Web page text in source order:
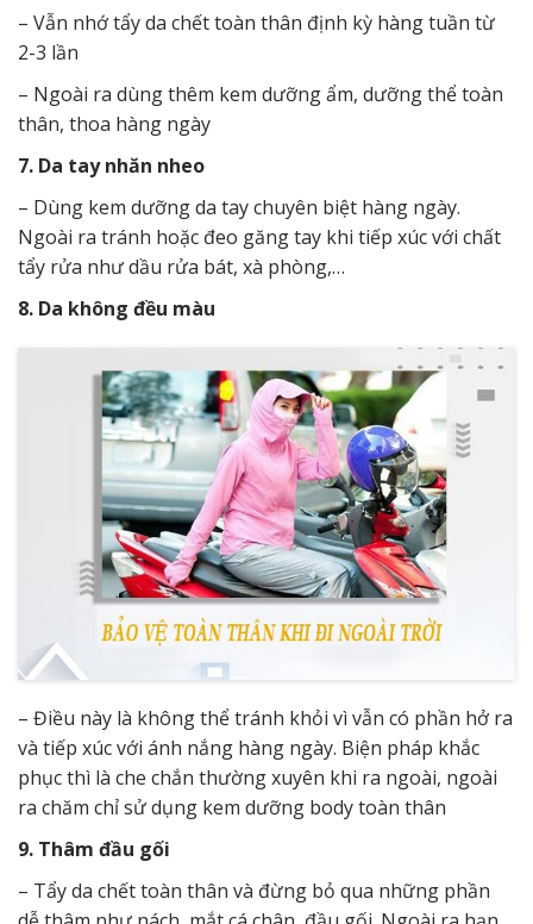
– Vẫn nhớ tẩy da chết toàn thân định kỳ hàng tuần từ
2-3 lần
– Ngoài ra dùng thêm kem dưỡng ẩm, dưỡng thể toàn
thân, thoa hàng ngày
7. Da tay nhăn nheo
– Dùng kem dưỡng da tay chuyên biệt hàng ngày.
Ngoài ra tránh hoặc đeo găng tay khi tiếp xúc với chất
tẩy rửa như dầu rửa bát, xà phòng,…
8. Da không đều màu
– Điều này là không thể tránh khỏi vì vẫn có phần hở ra
và tiếp xúc với ánh nắng hàng ngày. Biện pháp khắc
phục thì là che chắn thường xuyên khi ra ngoài, ngoài
ra chăm chỉ sử dụng kem dưỡng body toàn thân
9. Thâm đầu gối
– Tẩy da chết toàn thân và đừng bỏ qua những phần